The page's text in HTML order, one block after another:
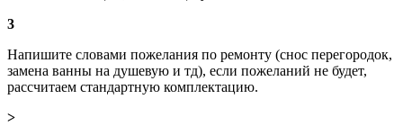
3
Напишите словами пожелания по ремонту (снос перегородок,
замена ванны на душевую и тд), если пожеланий не будет,
рассчитаем стандартную комплектацию.
>